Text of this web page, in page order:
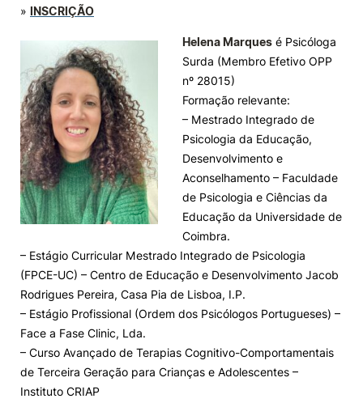
» INSCRIÇÃO
Helena Marques é Psicóloga
Surda (Membro Efetivo OPP
nº 28015)
Formação relevante:
– Mestrado Integrado de
Psicologia da Educação,
Desenvolvimento e
Aconselhamento – Faculdade
de Psicologia e Ciências da
Educação da Universidade de
Coimbra.
– Estágio Curricular Mestrado Integrado de Psicologia
(FPCE-UC) – Centro de Educação e Desenvolvimento Jacob
Rodrigues Pereira, Casa Pia de Lisboa, I.P.
– Estágio Profissional (Ordem dos Psicólogos Portugueses) –
Face a Fase Clinic, Lda.
– Curso Avançado de Terapias Cognitivo-Comportamentais
de Terceira Geração para Crianças e Adolescentes –
Instituto CRIAP